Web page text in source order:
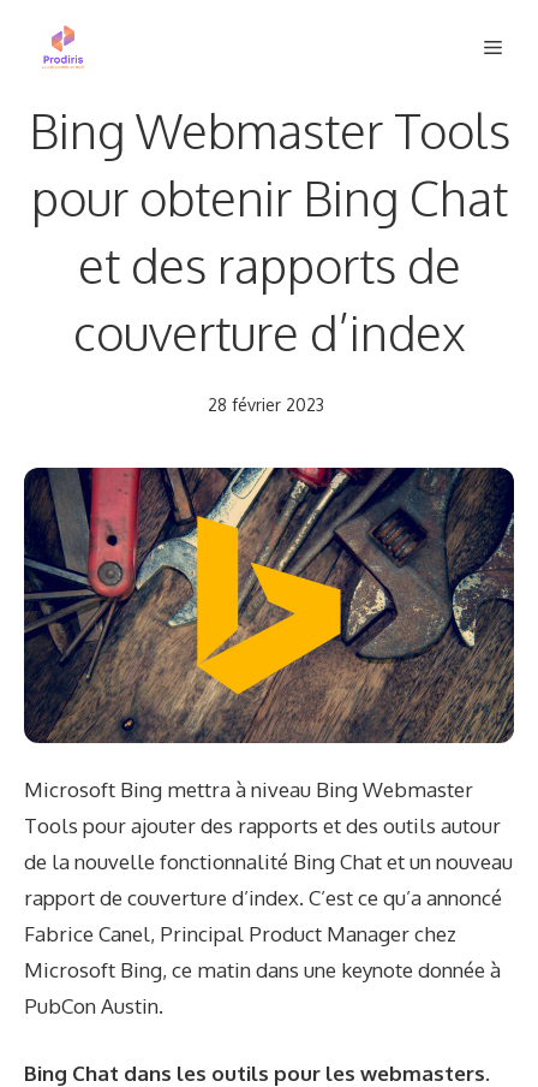
Bing Webmaster Tools
pour obtenir Bing Chat
et des rapports de
couverture d’index
28 février 2023
Microsoft Bing mettra à niveau Bing Webmaster
Tools pour ajouter des rapports et des outils autour
de la nouvelle fonctionnalité Bing Chat et un nouveau
rapport de couverture d’index. C’est ce qu’a annoncé
Fabrice Canel, Principal Product Manager chez
Microsoft Bing, ce matin dans une keynote donnée à
PubCon Austin.
Bing Chat dans les outils pour les webmasters.